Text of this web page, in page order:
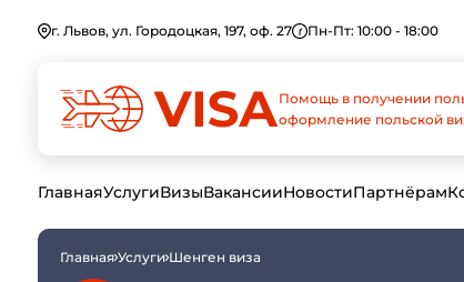
г. Львов, ул. Городоцкая, 197, оф. 27 Пн-Пт: 10:00 - 18:00
Помощь в получении
оформление польской
ГлавнаяУслугиВизыВакансииНовостиПартнёрам
Главная Услуги Шенген виза